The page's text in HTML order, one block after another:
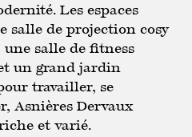
Les espaces
salle de projection cosy
salle de fitness
un grand jardin
travailler, se
Asnières Dervaux
et varié.